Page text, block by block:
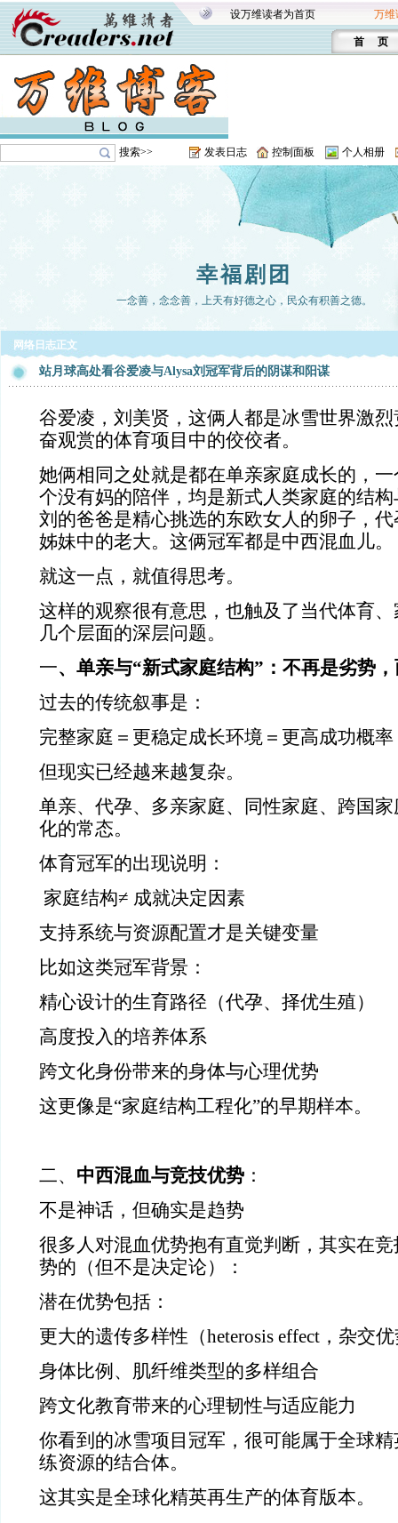
设万维读者为首页 万维
首 页
搜索>> 发表日志 控制面板 个人相册
幸福剧团
一念善，念念善，上天有好德之心，民众有积善之德。
网络日志正文
站月球高处看谷爱凌与Alysa刘冠军背后的阴谋和阳谋
谷爱凌，刘美贤，这俩人都是冰雪世界激
奋观赏的体育项目中的佼佼者。
她俩相同之处就是都在单亲家庭成长的，
个没有妈的陪伴，均是新式人类家庭的结
刘的爸爸是精心挑选的东欧女人的卵子，
姊妹中的老大。这俩冠军都是中西混血儿。
就这一点，就值得思考。
这样的观察很有意思，也触及了当代体育
几个层面的深层问题。
一、单亲与“新式家庭结构”：不再是劣势
过去的传统叙事是：
完整家庭＝更稳定成长环境＝更高成功概率
但现实已经越来越复杂。
单亲、代孕、多亲家庭、同性家庭、跨国
化的常态。
体育冠军的出现说明：
家庭结构≠ 成就决定因素
支持系统与资源配置才是关键变量
比如这类冠军背景：
精心设计的生育路径（代孕、择优生殖）
高度投入的培养体系
跨文化身份带来的身体与心理优势
这更像是“家庭结构工程化”的早期样本。
二、 中西混血与竞技优势 ：
不是神话，但确实是趋势
很多人对混血优势抱有直觉判断，其实在
势的（但不是决定论）：
潜在优势包括：
更大的遗传多样性（heterosis effect，杂交
身体比例、肌纤维类型的多样组合
跨文化教育带来的心理韧性与适应能力
你看到的冰雪项目冠军，很可能属于全球
练资源的结合体。
这其实是全球化精英再生产的体育版本。